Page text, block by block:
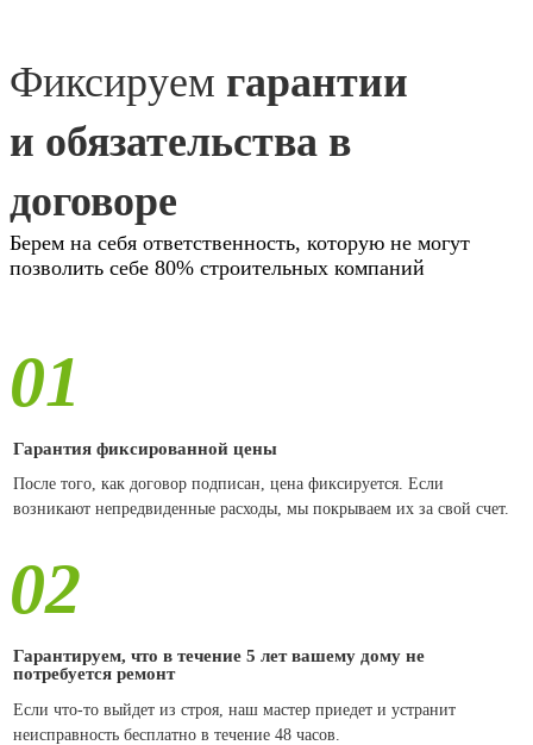
Фиксируем гарантии
и обязательства в
договоре
Берем на себя ответственность, которую не могут
позволить себе 80% строительных компаний
01
Гарантия фиксированной цены
После того, как договор подписан, цена фиксируется. Если
возникают непредвиденные расходы, мы покрываем их за свой счет.
02
Гарантируем, что в течение 5 лет вашему дому не
потребуется ремонт
Если что-то выйдет из строя, наш мастер приедет и устранит
неисправность бесплатно в течение 48 часов.